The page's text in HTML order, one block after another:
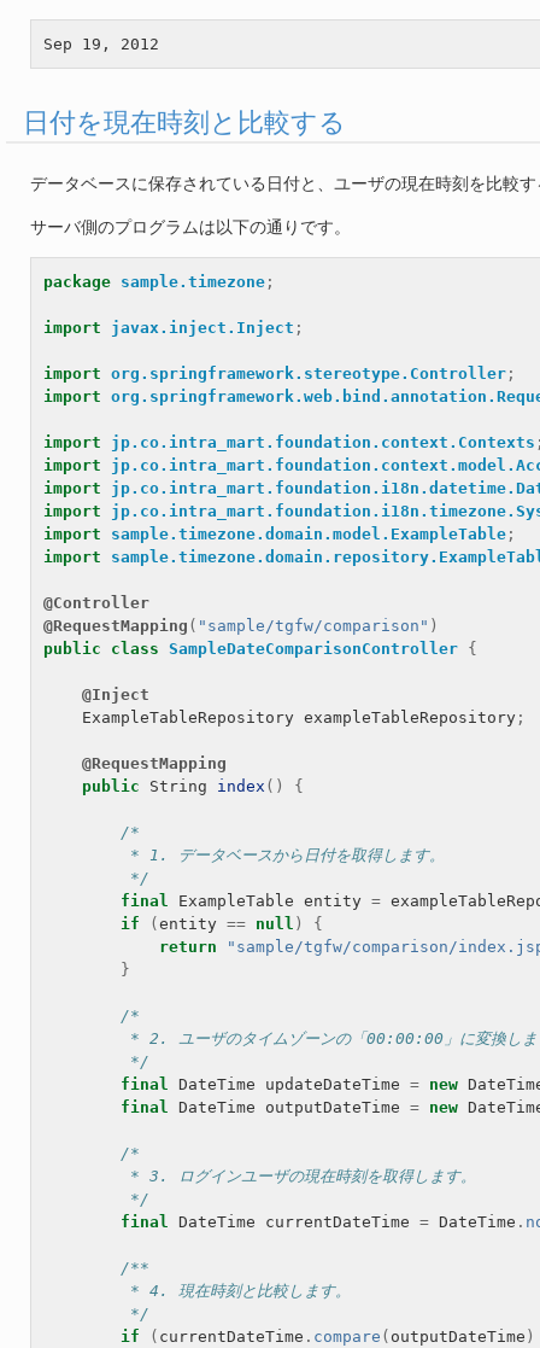
日付を現在時刻と比較する
データベースに保存されている日付と、ユーザの現在時刻を比較
サーバ側のプログラムは以下の通りです。
package sample.timezone ;
import javax.inject.Inject ;
import org.springframework.stereotype.Controller ;
import
import jp.co.intra_mart.foundation.context.Contexts
import
import
import
import
sample.timezone.domain.model.ExampleTable ;
import
@Controller
@RequestMapping ( "sample/tgfw/comparison" )
public
class SampleDateComparisonController {
@Inject
ExampleTableRepository exampleTableRepository ;
@RequestMapping
public
String index () {
/*
         * 1. データベースから日付を取得します。
         */
final
ExampleTable entity =
if
( entity == null )
{
return
"sample/tgfw/comparison/
}
/*
* 2. ユーザのタイムゾーンの「00:00:00」に変換しま
         */
final DateTime updateDateTime = new
final DateTime outputDateTime = new
/*
         * 3. ログインユーザの現在時刻を取得します。
         */
final DateTime currentDateTime = DateTime .
/**
         * 4. 現在時刻と比較します。
         */
if
( currentDateTime . compare ( outputDateTime )